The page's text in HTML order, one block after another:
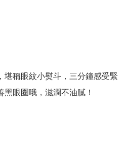
堪稱眼紋小熨斗，三分鐘感受緊
眼圈哦，滋潤不油膩！